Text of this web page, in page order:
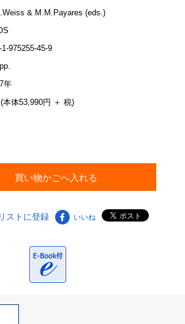
& M.M.Payares (eds.)
1-975255-45-9
年
(本体53,990円 ＋ 税)
ストに登録 いいね